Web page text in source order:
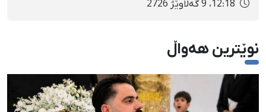
ڕادەستی بنەماڵەکەی کرایەوە
12:18، 9 گەلاوێژ 2726
نوێترین هەواڵ